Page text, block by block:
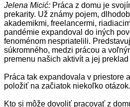
Jelena Micić: Práca z domu je
prekarity. Už známy pojem,
akademikmi, freelancermi,
pandémie expandoval do iných
fenoménom nespriatelili.
súkromného, medzi prácou a
premenu našich aktivít a jej
Práca tak expandovala v priestore
položiť na začiatok niekoľko otázok.
Kto si môže dovoliť pracovať z